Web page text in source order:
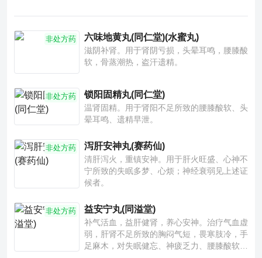
非处方药 六味地黄丸(同仁堂)(水蜜丸)
滋阴补肾。用于肾阴亏损，头晕耳鸣，腰膝酸
软，骨蒸潮热，盗汗遗精。
非处方药 锁阳固精丸(同仁堂)
温肾固精。用于肾阳不足所致的腰膝酸软、头
晕耳鸣、遗精早泄。
非处方药 泻肝安神丸(赛药仙)
清肝泻火，重镇安神。用于肝火旺盛、心神不
宁所致的失眠多梦、心烦；神经衰弱见上述证
候者。
非处方药 益安宁丸(同溢堂)
补气活血，益肝健肾，养心安神。治疗气血虚
弱，肝肾不足所致的胸闷气短，畏寒肢冷，手
足麻木，对失眠健忘、神疲乏力、腰膝酸软也